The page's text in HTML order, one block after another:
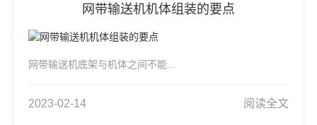
网带输送机机体组装的要点
网带输送机底架与机体之间不能...
2023-02-14 阅读全文